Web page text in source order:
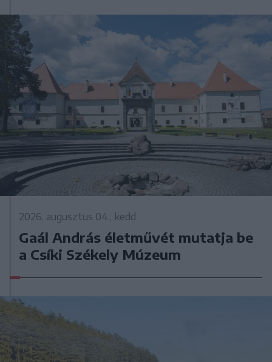
2026. augusztus 04., kedd
Gaál András életművét mutatja be
a Csíki Székely Múzeum